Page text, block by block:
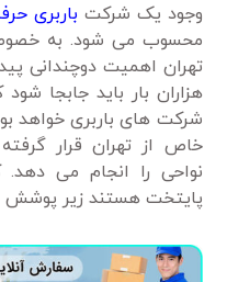
وجود یک شرکت باربری
محسوب می شود. به
تهران اهمیت دوچندانی
هزاران بار باید جابجا
شرکت های باربری خواهد
خاص از تهران قرار
نواحی را انجام می
پایتخت هستند زیر پوشش